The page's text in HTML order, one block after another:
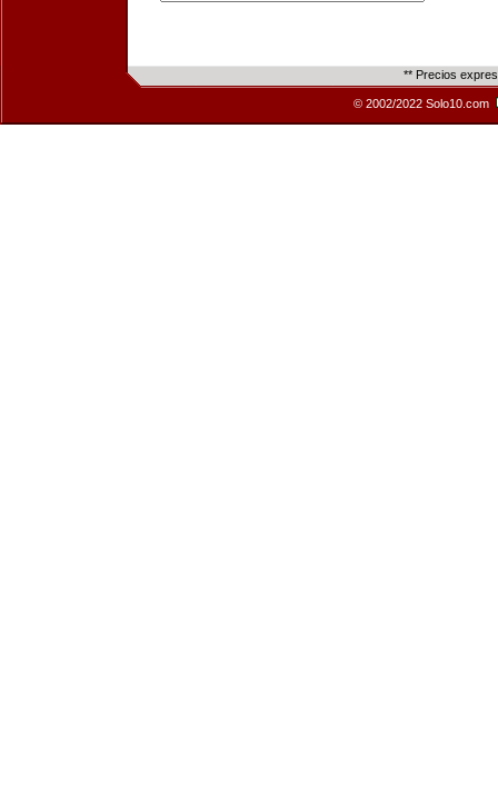
** Precios
© 2002/2022 Solo10.com